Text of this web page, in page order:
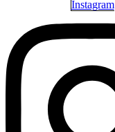
Instagram